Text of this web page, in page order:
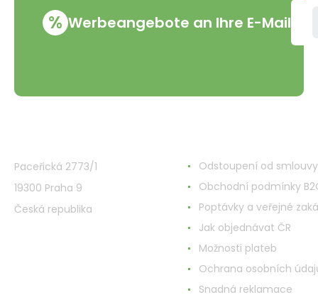
% Werbeangebote an Ihre E-Mail
Paceřická 2773/1
19300 Praha 9
Česká republika
Odstoupení od smlouvy
Obchodní podmínky
Poptávky a veřejné
Jak objednávat ČR
Možnosti plateb
Ochrana osobních
Snadná reklamace